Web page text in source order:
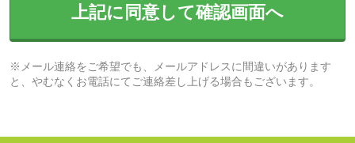
上記に同意して確認画面へ
※メール連絡をご希望でも、メールアドレスに間違いがあります
と、やむなくお電話にてご連絡差し上げる場合もございます。